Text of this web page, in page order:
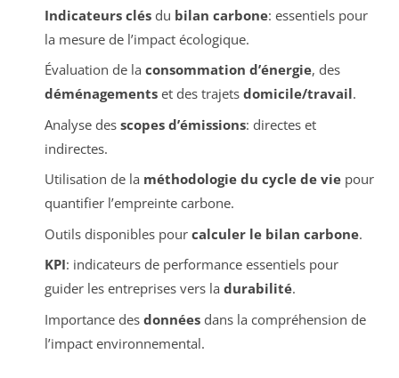
Indicateurs clésdu bilan carbone: essentiels pour
la mesure de l’impact écologique.
Évaluation de la consommation d’énergie, des
déménagementset des trajets domicile/travail.
Analyse des scopes d’émissions: directes et
indirectes.
Utilisation de la méthodologie du cycle de viepour
quantifier l’empreinte carbone.
Outils disponibles pour calculer le bilan carbone.
KPI: indicateurs de performance essentiels pour
guider les entreprises vers la durabilité.
Importance des donnéesdans la compréhension de
l’impact environnemental.